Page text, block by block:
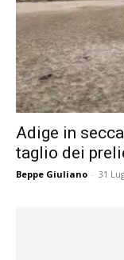
Adige in
taglio dei
Beppe Giuliano - 31